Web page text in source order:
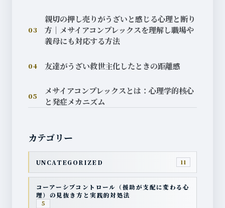
03
親切の押し売りがうざいと感じる心理と断り
方｜メサイアコンプレックスを理解し職場や
義母にも対応する方法
04 友達がうざい救世主化したときの距離感
05
メサイアコンプレックスとは：心理学的核心
と発症メカニズム
カテゴリー
UNCATEGORIZED 11
コーアーシブコントロール（援助が支配に変わる心
理）の見抜き方と実践的対処法
5